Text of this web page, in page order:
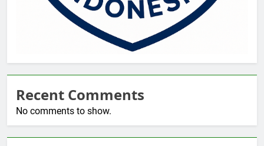
Recent Comments
No comments to show.